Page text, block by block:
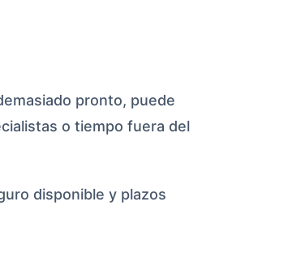
pronto, puede
o tiempo fuera del
disponible y plazos